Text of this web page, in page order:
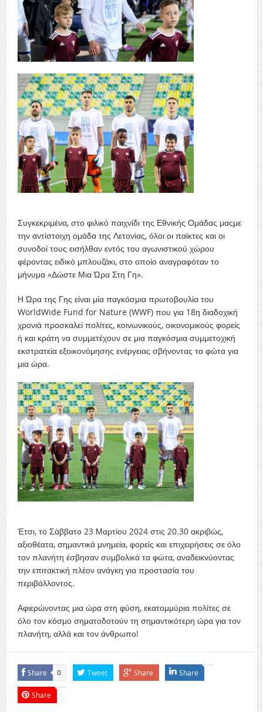
Συγκεκριμένα, στο φιλικό παιχνίδι της Εθνικής Ομάδας μαςμε
την αντίστοιχη ομάδα της Λετονίας, όλοι οι παίκτες και οι
συνοδοί τους εισήλθαν εντός του αγωνιστικού χώρου
φέροντας ειδικό μπλουζάκι, στο οποίο αναγραφόταν το
μήνυμα «Δώστε Μια Ώρα Στη Γη».
Η Ώρα της Γης είναι μία παγκόσμια πρωτοβουλία του
WorldWide Fund for Nature(WWF) που για 18η διαδοχική
χρονιά προσκαλεί πολίτες, κοινωνικούς, οικονομικούς φορείς
ή και κράτη να συμμετέχουν σε μια παγκόσμια συμμετοχική
εκστρατεία εξοικονόμησης ενέργειας σβήνοντας τα φώτα για
μια ώρα.
Έτσι, το Σάββατο 23 Μαρτίου 2024 στις 20.30 ακριβώς,
αξιοθέατα, σημαντικά μνημεία, φορείς και επιχειρήσεις σε όλο
τον πλανήτη έσβησαν συμβολικά τα φώτα, αναδεικνύοντας
την επιτακτική πλέον ανάγκη για προστασία του
περιβάλλοντος.
Αφιερώνοντας μια ώρα στη φύση, εκατομμύρια πολίτες σε
όλο τον κόσμο σηματοδοτούν τη σημαντικότερη ώρα για τον
πλανήτη, αλλά και τον άνθρωπο!
Share 0 Tweet Share Share
Share